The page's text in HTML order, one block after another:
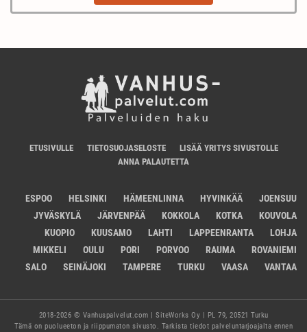
ETUSIVULLE TIETOSUOJASELOSTE
LISÄÄ YRITYS SIVUSTOLLE
ANNA PALAUTETTA
ESPOO HELSINKI HÄMEENLINNA HYVINKÄÄ
JOENSUU
JYVÄSKYLÄ
JÄRVENPÄÄ KOKKOLA KOTKA
KOUVOLA
KUOPIO
KUUSAMO LAHTI LAPPEENRANTA
LOHJA
MIKKELI
OULU PORI PORVOO RAUMA
ROVANIEMI
SALO
SEINÄJOKI TAMPERE TURKU VAASA VANTAA
2018-2026 © Vanhuspalvelut.com | SiteWorks Oy | PL 79, 20521 Turku
Tämä on puolueeton ja riippumaton sivusto. Tarkista tiedot palveluntarjoajalta ennen